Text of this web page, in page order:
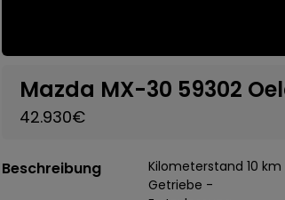
Mazda MX-30 59302
42.930€
Beschreibung
Kilometerstand 10 km
Getriebe -